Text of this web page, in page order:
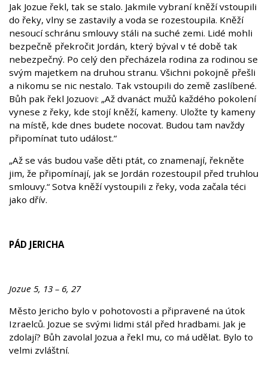
Jak Jozue řekl, tak se stalo. Jakmile vybraní kněží vstoupili
do řeky, vlny se zastavily a voda se rozestoupila. Kněží
nesoucí schránu smlouvy stáli na suché zemi. Lidé mohli
bezpečně překročit Jordán, který býval v té době tak
nebezpečný. Po celý den přecházela rodina za rodinou se
svým majetkem na druhou stranu. Všichni pokojně přešli
a nikomu se nic nestalo. Tak vstoupili do země zaslíbené.
Bůh pak řekl Jozuovi: „Až dvanáct mužů každého pokolení
vynese z řeky, kde stojí kněží, kameny. Uložte ty kameny
na místě, kde dnes budete nocovat. Budou tam navždy
připomínat tuto událost.“
„Až se vás budou vaše děti ptát, co znamenají, řekněte
jim, že připomínají, jak se Jordán rozestoupil před truhlou
smlouvy.“ Sotva kněží vystoupili z řeky, voda začala téci
jako dřív.
PÁD JERICHA
Jozue 5, 13 – 6, 27
Město Jericho bylo v pohotovosti a připravené na útok
Izraelců. Jozue se svými lidmi stál před hradbami. Jak je
zdolají? Bůh zavolal Jozua a řekl mu, co má udělat. Bylo to
velmi zvláštní.